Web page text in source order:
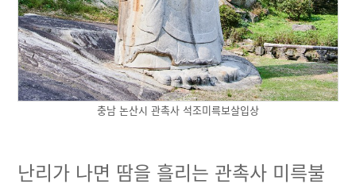
충남 논산시 관촉사 석조미륵보살입상
난리가 나면 땀을 흘리는 관촉사 미륵불